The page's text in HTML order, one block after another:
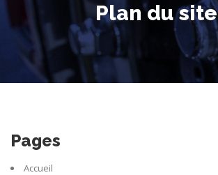
Plan du site
Pages
Accueil